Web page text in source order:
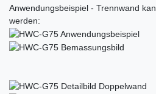
Anwendungsbeispiel - Trennwand
werden: